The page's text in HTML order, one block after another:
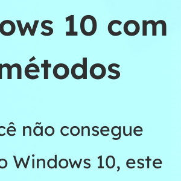
10 com
não consegue
Windows 10, este